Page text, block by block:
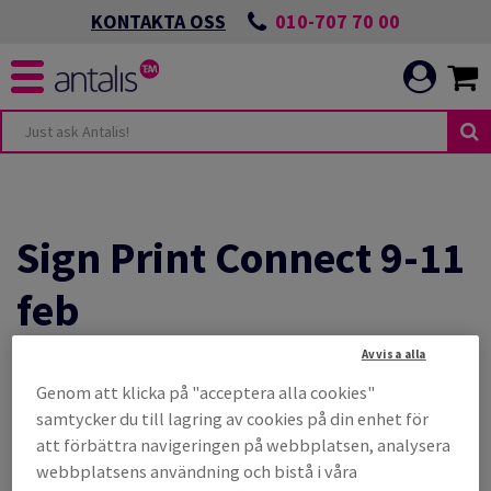
KONTAKTA OSS 010-707 70 00
OMSTÄLLNING
MILJÖARBETE
Sign Print Connect 9-11
feb
En digital mötesplats den 9-11 februari
2021. I vår monter kommer vi att visa
produktnyheter, spännande presentationer
Genom att klicka på "acceptera alla cookies"
samtycker du till lagring av cookies på din enhet för
att förbättra navigeringen på webbplatsen, analysera
webbplatsens användning och bistå i våra
Avvisa alla